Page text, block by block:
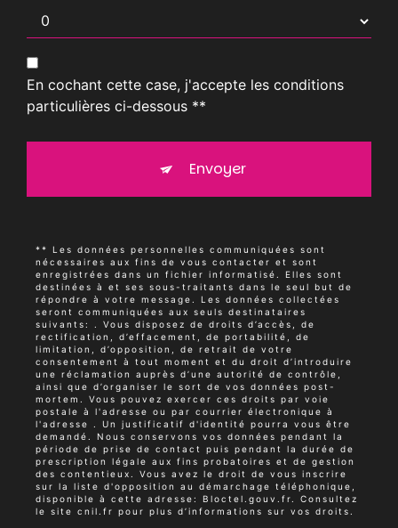
En cochant cette case, j'accepte les conditions
particulières ci-dessous **
Envoyer
** Les données personnelles communiquées sont
nécessaires aux fins de vous contacter et sont
enregistrées dans un fichier informatisé. Elles sont
destinées à et ses sous-traitants dans le seul but de
répondre à votre message. Les données collectées
seront communiquées aux seuls destinataires
suivants: . Vous disposez de droits d’accès, de
rectification, d’effacement, de portabilité, de
limitation, d’opposition, de retrait de votre
consentement à tout moment et du droit d’introduire
une réclamation auprès d’une autorité de contrôle,
ainsi que d’organiser le sort de vos données post-
mortem. Vous pouvez exercer ces droits par voie
postale à l'adresse ou par courrier électronique à
l'adresse . Un justificatif d'identité pourra vous être
demandé. Nous conservons vos données pendant la
période de prise de contact puis pendant la durée de
prescription légale aux fins probatoires et de gestion
des contentieux. Vous avez le droit de vous inscrire
sur la liste d'opposition au démarchage téléphonique,
disponible à cette adresse: Bloctel.gouv.fr . Consultez
le site cnil.fr pour plus d’informations sur vos droits.